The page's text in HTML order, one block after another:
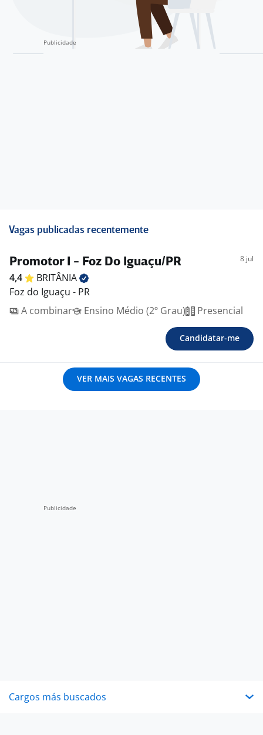
Vagas publicadas recentemente
Promotor I - Foz Do Iguaçu/PR 8 jul
4,4
BRITÂNIA
Foz do Iguaçu - PR
A combinar
Ensino Médio (2º Grau) Presencial
Candidatar-me
VER MAIS VAGAS RECENTES
Cargos más buscados